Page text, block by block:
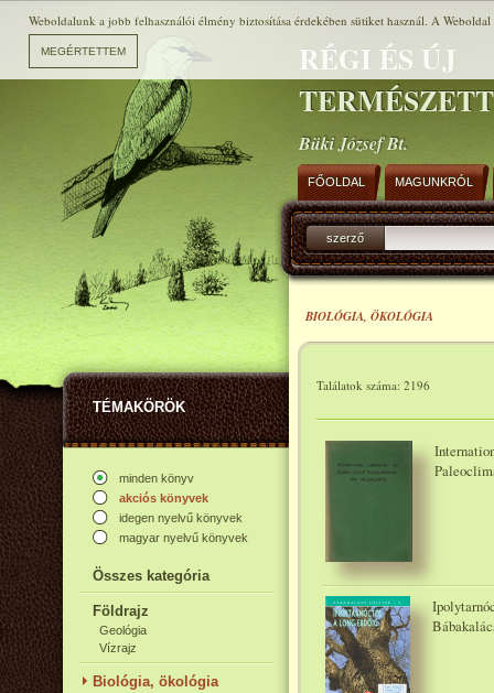
RÉGI ÉS ÚJ
Büki József Bt.
TÉMAKÖRÖK
minden könyv
akciós könyvek
idegen nyelvű könyvek
magyar nyelvű könyvek
Összes kategória
Földrajz
Geológia
Vízrajz
Biológia, ökológia
FŐOLDAL MAGUNKRÓL
szerző
BIOLÓGIA, ÖKOLÓGIA
Találatok száma: 2196
Weboldalunk a jobb felhasználói élmény biztosítása érdekében sütiket használ. A